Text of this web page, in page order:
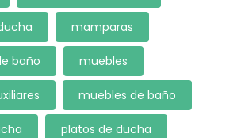
mamparas
baño muebles
muebles de baño
platos de ducha